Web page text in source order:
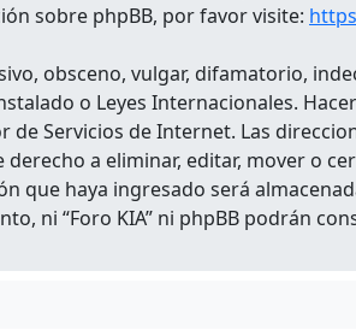
sobre phpBB, por favor visite:
obsceno, vulgar, difamatorio,
o Leyes Internacionales.
Servicios de Internet. Las
derecho a eliminar, editar, mover
que haya ingresado será
ni “Foro KIA” ni phpBB podrán